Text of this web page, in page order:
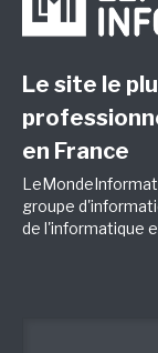
Le site le
en France
groupe
de l'informatique